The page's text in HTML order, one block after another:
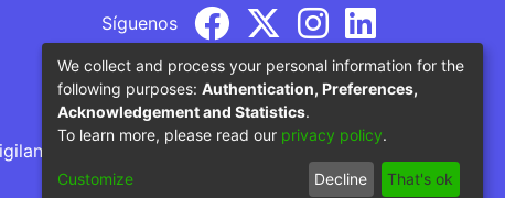
Síguenos
por parte del Ministerio de Educación
We collect and process your personal information for the
following purposes: Authentication, Preferences,
Acknowledgement and Statistics.
To learn more, please read our privacy policy.
Customize Decline That's ok